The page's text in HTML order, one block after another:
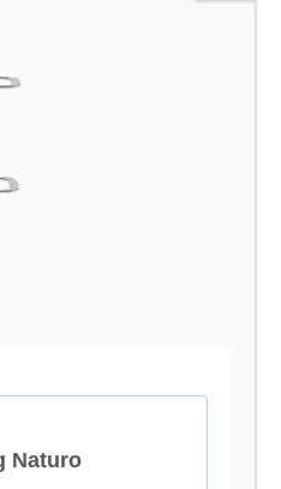
dans
en préménopause et